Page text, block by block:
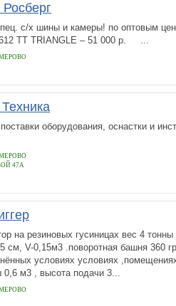
с/х шины и камеры! по оптовым
612 TT TRIANGLE – 51 000 р. ...
оборудования, оснастки и
47А
31-32-57, 31-23-79
на резиновых гусиницах вес 4
см, V-0,15м3 .поворотная башня 360
условиях условиях
0,6 м3 , высота подачи 3...